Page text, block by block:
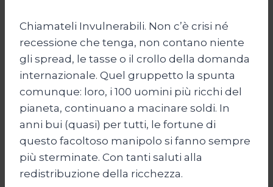
Chiamateli Invulnerabili. Non c’è crisi né
recessione che tenga, non contano niente
gli spread, le tasse o il crollo della domanda
internazionale. Quel gruppetto la spunta
comunque: loro, i 100 uomini più ricchi del
pianeta, continuano a macinare soldi. In
anni bui (quasi) per tutti, le fortune di
questo facoltoso manipolo si fanno sempre
più sterminate. Con tanti saluti alla
redistribuzione della ricchezza.